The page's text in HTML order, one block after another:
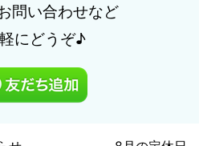
問い合わせなど
にどうぞ♪